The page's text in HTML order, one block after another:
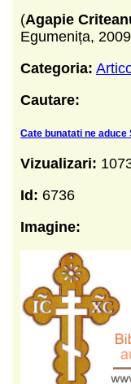
(Agapie
Egumenița,
Categoria:
Cautare:
Cate bunatati ne
Vizualizari:
Id: 6736
Imagine: